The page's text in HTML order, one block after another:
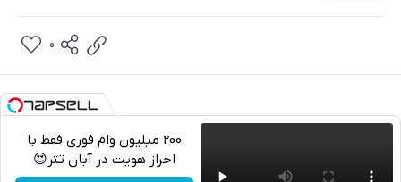
0
200 میلیون وام فوری فقط با
احراز هویت در آبان تتر😍